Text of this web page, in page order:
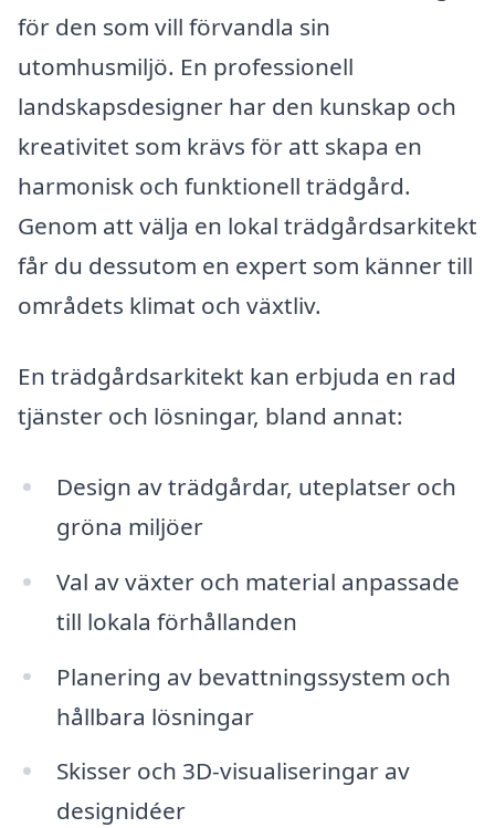
för den som vill förvandla sin
utomhusmiljö. En professionell
landskapsdesigner har den kunskap och
kreativitet som krävs för att skapa en
harmonisk och funktionell trädgård.
Genom att välja en lokal trädgårdsarkitekt
får du dessutom en expert som känner till
områdets klimat och växtliv.
En trädgårdsarkitekt kan erbjuda en rad
tjänster och lösningar, bland annat:
Design av trädgårdar, uteplatser och
gröna miljöer
Val av växter och material anpassade
till lokala förhållanden
Planering av bevattningssystem och
hållbara lösningar
Skisser och 3D-visualiseringar av
designidéer